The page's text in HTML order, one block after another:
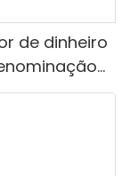
de dinheiro
&